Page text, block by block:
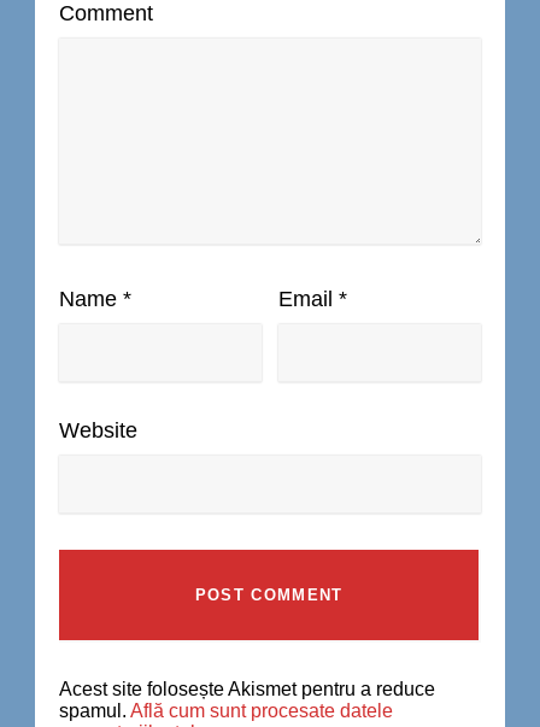
Comment
Name * Email *
Website
Acest site folosește Akismet pentru a reduce
spamul. Află cum sunt procesate datele